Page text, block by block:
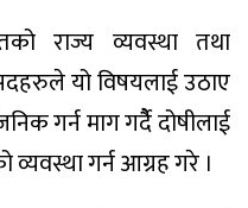
राज्य व्यवस्था तथा
यो विषयलाई उठाए
गर्न माग गर्दैै दोषीलाई
व्यवस्था गर्न आग्रह गरे ।